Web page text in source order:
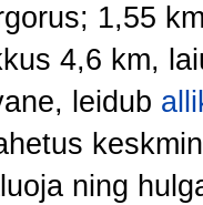
1,55
4,6 km,
leidub
ning